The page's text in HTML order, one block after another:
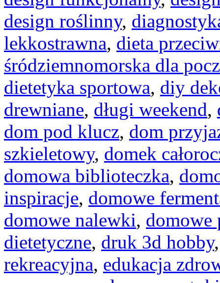
design roślinny,
lekkostrawna, dieta
śródziemnomorska dla
dietetyka sportowa, diy
drewniane, długi weekend,
dom pod klucz, dom
szkieletowy, domek
domowa biblioteczka,
inspiracje, domowe
domowe nalewki, domowe
dietetyczne, druk 3d hobby
rekreacyjna, edukacja